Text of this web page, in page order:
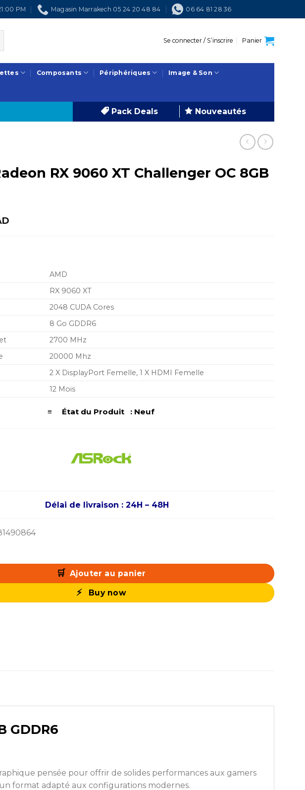
PM Magasin Marrakech 05 24 20 48 84 06 64 81 28 36
Se connecter / S’inscrire Panier
Composants Périphériques Image & Son
Pack Deals Nouveautés
RX 9060 XT Challenger OC 8GB
AMD
RX 9060 XT
2048 CUDA Cores
8 Go GDDR6
2700 MHz
20000 Mhz
2 X DisplayPort Femelle, 1 X HDMI Femelle
12 Mois
≡ État du Produit : Neuf
Délai de livraison : 24H – 48H
Radeon RX 9060 XT Challenger OC 8GB GDDR6
Ajouter au panier
Buy now
GDDR6
pensée pour offrir de solides performances aux gamers
format adapté aux configurations modernes.